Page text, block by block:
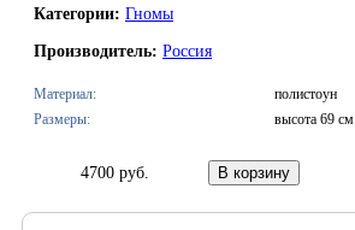
Категории: Гномы
Производитель: Россия
Материал:
полистоун
Размеры:
высота 69 см
4700 руб.